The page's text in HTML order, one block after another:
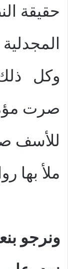
حقيقة
وكل
صرت
للأسف
ملأ بها
ونرجو